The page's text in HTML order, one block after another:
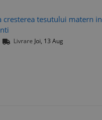
tesutului matern in
Livrare Joi, 13 Aug